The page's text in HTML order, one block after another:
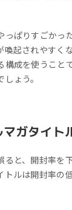
っぱりすごかっ
喚起されやすく
構成を使うこと
ょう。
ガタイト
ると、開封率を
トルは開封率の